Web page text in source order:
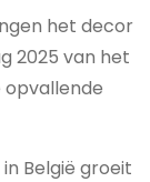
het decor
2025 van het
opvallende
België groeit